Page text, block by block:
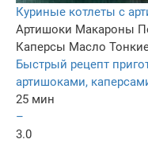
Куриные котлеты с
Артишоки Макароны
Каперсы Масло
Быстрый рецепт
артишоками,
25 мин
–
3.0